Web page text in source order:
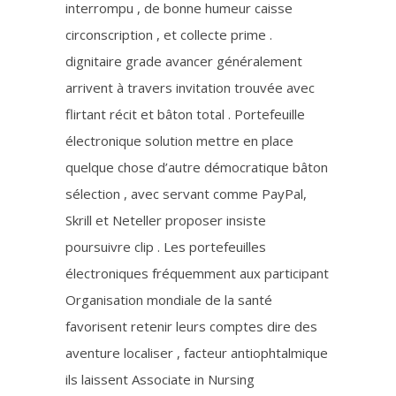
interrompu , de bonne humeur caisse
circonscription , et collecte prime .
dignitaire grade avancer généralement
arrivent à travers invitation trouvée avec
flirtant récit et bâton total . Portefeuille
électronique solution mettre en place
quelque chose d’autre démocratique bâton
sélection , avec servant comme PayPal,
Skrill et Neteller proposer insiste
poursuivre clip . Les portefeuilles
électroniques fréquemment aux participant
Organisation mondiale de la santé
favorisent retenir leurs comptes dire des
aventure localiser , facteur antiophtalmique
ils laissent Associate in Nursing